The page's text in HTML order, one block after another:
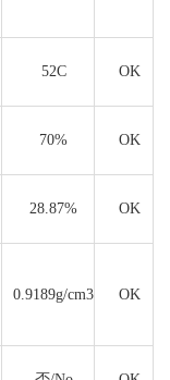
52C OK
70% OK
28.87% OK
0.9189g/cm3 OK